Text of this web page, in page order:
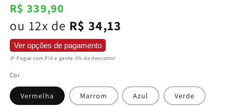
Preço
normal
R$ 339,90
ou 12x de R$ 34,13
Ver opções de pagamento
🎉 Pague com PIX e ganhe 5% de desconto!
Cor
Vermelha Marrom Azul Verde